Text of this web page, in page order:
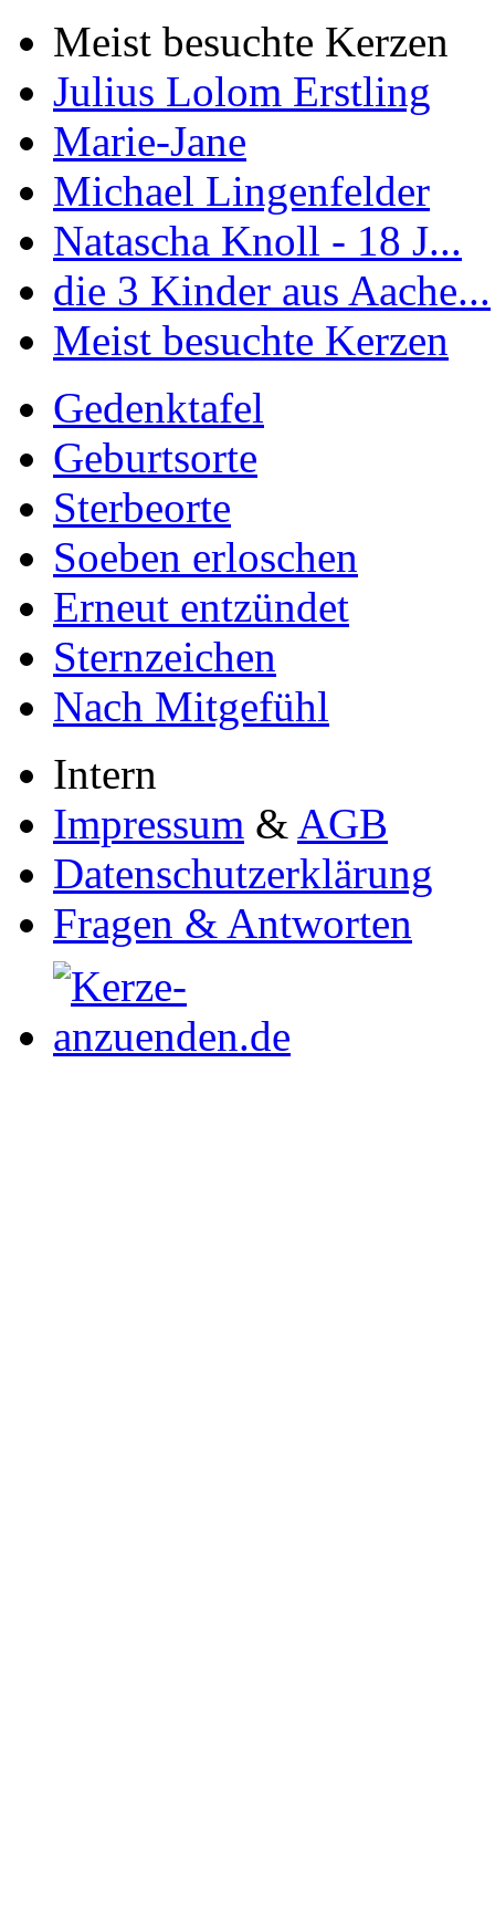
Meist besuchte Kerzen
Julius Lolom Erstling
Marie-Jane
Michael Lingenfelder
Natascha Knoll - 18 J...
die 3 Kinder aus Aache...
Meist besuchte Kerzen
Gedenktafel
Geburtsorte
Sterbeorte
Soeben erloschen
Erneut entzündet
Sternzeichen
Nach Mitgefühl
Intern
Impressum & AGB
Datenschutzerklärung
Fragen & Antworten